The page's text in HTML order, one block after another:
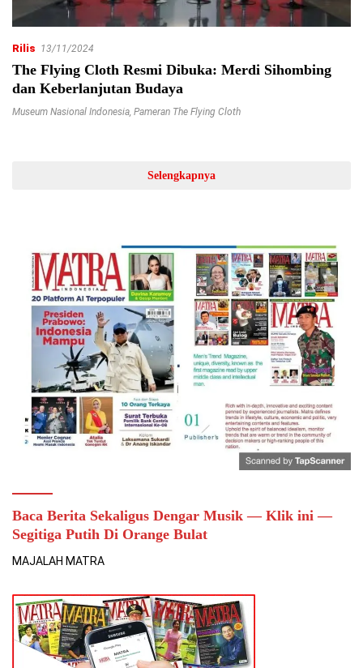
Rilis 13/11/2024
The Flying Cloth Resmi Dibuka: Merdi Sihombing
dan Keberlanjutan Budaya
Museum Nasional Indonesia, Pameran The Flying Cloth
Selengkapnya
Baca Berita Sekaligus Dengar Musik — Klik ini —
Segitiga Putih Di Orange Bulat
MAJALAH MATRA